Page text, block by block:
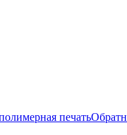
печать